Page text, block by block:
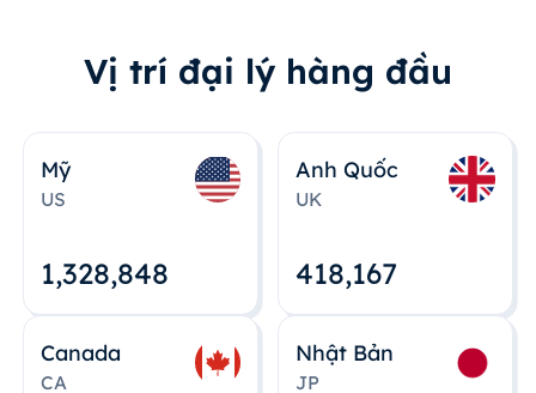
Vị trí đại lý hàng đầu
Mỹ
US
1,328,848
Anh Quốc
UK
418,167
Canada
CA
Nhật Bản
JP